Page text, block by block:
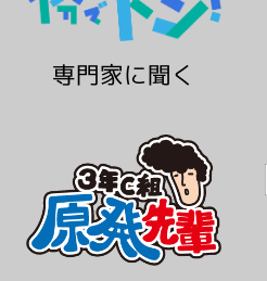
専門家に聞く